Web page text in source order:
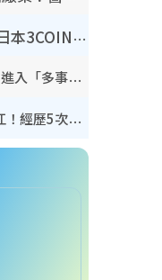
怕蟲人士夏日救星！日本3COINS爆紅驅蟲神器$45起 1招「全程免觸碰」輕鬆搞定小強
立秋2026｜8月7日立秋進入「多事之秋」 3件事唔做得！專家教6招開運 清枱頭／銀包納氣接好運
颱風白海豚料周日襲浙江！經歷5次「眼牆置換」極罕見 成登陸內地最長途颱風